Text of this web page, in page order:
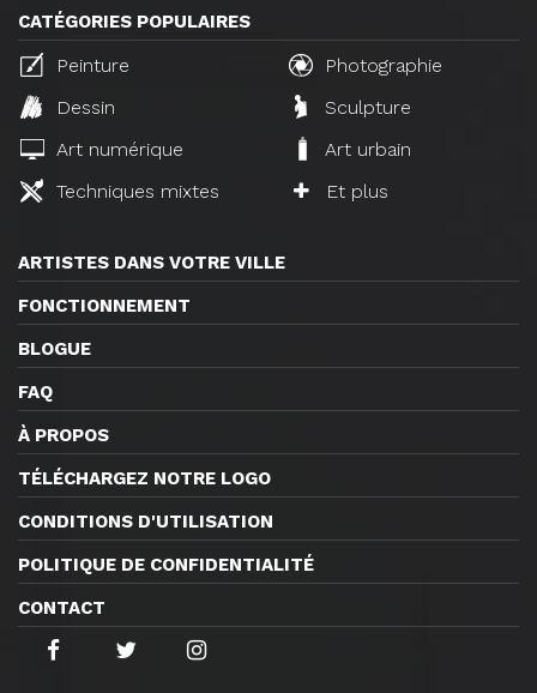
CATÉGORIES POPULAIRES
Peinture
Photographie
Dessin
Sculpture
Art numérique
Art urbain
Techniques mixtes
Et plus
ARTISTES DANS VOTRE VILLE
FONCTIONNEMENT
BLOGUE
FAQ
À PROPOS
TÉLÉCHARGEZ NOTRE LOGO
CONDITIONS D'UTILISATION
POLITIQUE DE CONFIDENTIALITÉ
CONTACT